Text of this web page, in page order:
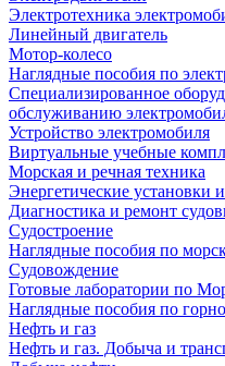
Электротехника
Линейный двигатель
Мотор-колесо
Наглядные пособия по
Специализированное
обслуживанию
Устройство электромобиля
Виртуальные учебные
Морская и речная техника
Энергетические установки
Диагностика и ремонт
Судостроение
Наглядные пособия по
Судовождение
Готовые лаборатории по
Наглядные пособия по
Нефть и газ
Нефть и газ. Добыча и